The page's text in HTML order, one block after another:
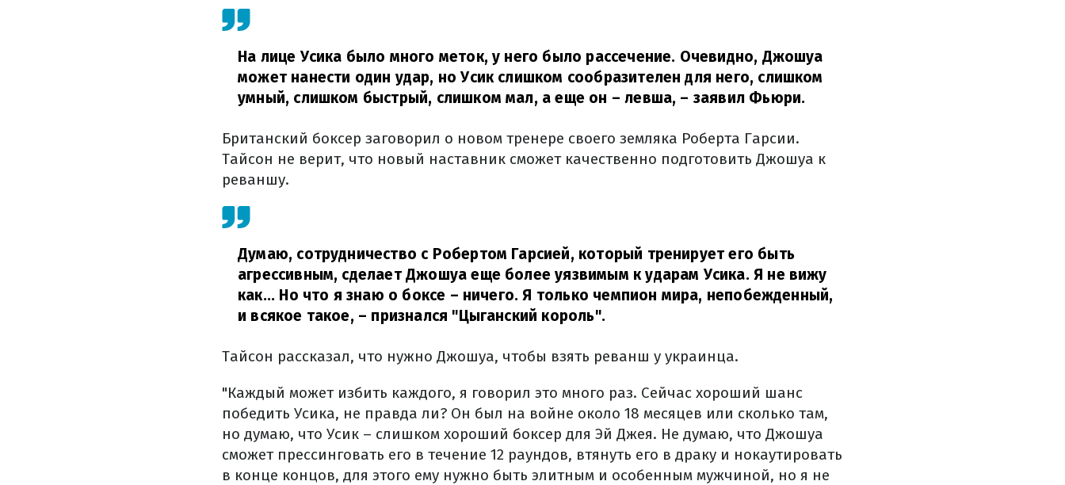
На лице Усика было много меток, у него было рассечение. Очевидно, Джошуа
может нанести один удар, но Усик слишком сообразителен для него, слишком
умный, слишком быстрый, слишком мал, а еще он – левша, – заявил Фьюри.
Британский боксер заговорил о новом тренере своего земляка Роберта Гарсии.
Тайсон не верит, что новый наставник сможет качественно подготовить Джошуа к
реваншу.
Думаю, сотрудничество с Робертом Гарсией, который тренирует его быть
агрессивным, сделает Джошуа еще более уязвимым к ударам Усика. Я не вижу
как... Но что я знаю о боксе – ничего. Я только чемпион мира, непобежденный,
и всякое такое, – признался "Цыганский король".
Тайсон рассказал, что нужно Джошуа, чтобы взять реванш у украинца.
"Каждый может избить каждого, я говорил это много раз. Сейчас хороший шанс
победить Усика, не правда ли? Он был на войне около 18 месяцев или сколько там,
но думаю, что Усик – слишком хороший боксер для Эй Джея. Не думаю, что Джошуа
сможет прессинговать его в течение 12 раундов, втянуть его в драку и нокаутировать
в конце концов, для этого ему нужно быть элитным и особенным мужчиной, но я не